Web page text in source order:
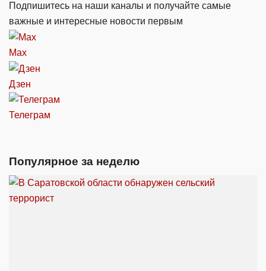
Подпишитесь на наши каналы и получайте самые
важные и интересные новости первым
Max
Дзен
Телеграм
Популярное за неделю